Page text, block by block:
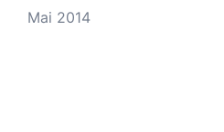
Mai 2014